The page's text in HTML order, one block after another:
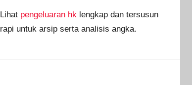
Lihat pengeluaran hklengkap dan tersusun
rapi untuk arsip serta analisis angka.